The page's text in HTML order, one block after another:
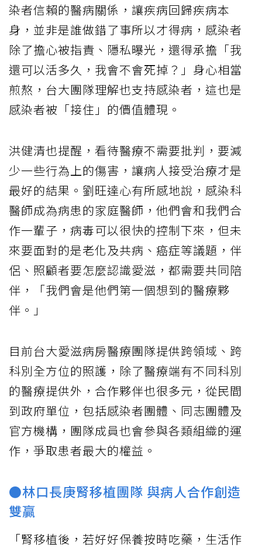
染者信賴的醫病關係，讓疾病回歸疾病本
身，並非是誰做錯了事所以才得病，感染者
除了擔心被指責、隱私曝光，還得承擔「我
還可以活多久，我會不會死掉？」身心相當
煎熬，台大團隊理解也支持感染者，這也是
感染者被「接住」的價值體現。
洪健清也提醒，看待醫療不需要批判，要減
少一些行為上的傷害，讓病人接受治療才是
最好的結果。劉旺達心有所感地說，感染科
醫師成為病患的家庭醫師，他們會和我們合
作一輩子，病毒可以很快的控制下來，但未
來要面對的是老化及共病、癌症等議題，伴
侶、照顧者要怎麼認識愛滋，都需要共同陪
伴，「我們會是他們第一個想到的醫療夥
伴。」
目前台大愛滋病房醫療團隊提供跨領域、跨
科別全方位的照護，除了醫療端有不同科別
的醫療提供外，合作夥伴也很多元，從民間
到政府單位，包括感染者團體、同志團體及
官方機構，團隊成員也會參與各類組織的運
作，爭取患者最大的權益。
●林口長庚腎移植團隊 與病人合作創造
雙贏
「腎移植後，若好好保養按時吃藥，生活作